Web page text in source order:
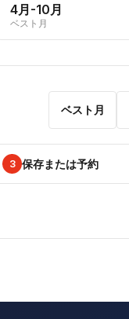
4月-10月
ベスト月
ベスト月
3 保存または予約